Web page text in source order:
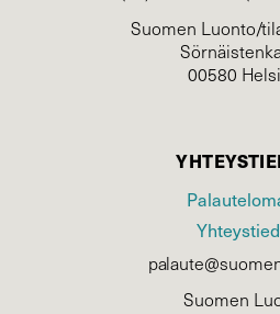
Suomen Luonto/
00580
Suomen